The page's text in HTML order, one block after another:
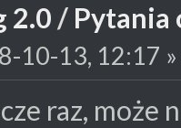
2.0 / Pytania
10-13, 12:17 »
raz, może